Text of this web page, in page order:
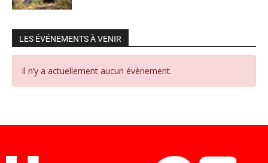
LES ÉVÉNEMENTS À VENIR
Il n’y a actuellement aucun évènement.